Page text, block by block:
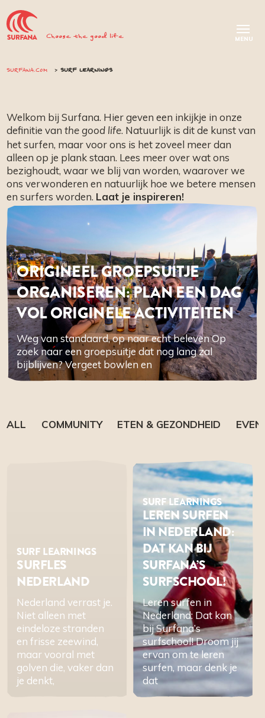
Choose the good life
SURFANA.COM SURF LEARNINGS
Welkom bij Surfana. Hier geven een inkijkje in onze
definitie vanthe good life. Natuurlijk is dit de kunst van
het surfen, maar voor ons is het zoveel meer dan
alleen op je plank staan. Lees meer over wat ons
bezighoudt, waar we blij van worden, waarover we
ons verwonderen en natuurlijk hoe we betere mensen
en surfers worden. Laat je inspireren!
ORIGINEEL GROEPSUITJE
ORGANISEREN: PLAN EEN DAG
VOL ORIGINELE ACTIVITEITEN
Weg van standaard, op naar echt beleven Op
zoek naar een groepsuitje dat nog lang zal
bijblijven? Vergeet bowlen en
ALL COMMUNITY ETEN & GEZONDHEID
SURF LEARNINGS
SURFLES
NEDERLAND
Nederland verrast je.
Niet alleen met
eindeloze stranden
en frisse zeewind,
maar vooral met
golven die, vaker dan
je denkt,
SURF LEARNINGS
LEREN SURFEN
IN NEDERLAND:
DAT KAN BIJ
SURFANA’S
SURFSCHOOL!
Leren surfen in
Nederland: Dat kan
bij Surfana’s
surfschool! Droom jij
ervan om te leren
surfen, maar denk je
dat